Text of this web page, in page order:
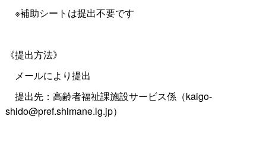
※補助シートは提出不要です
《提出方法》
メールにより提出
提出先：高齢者福祉課施設サービス係（kaigo-
shido@pref.shimane.lg.jp）